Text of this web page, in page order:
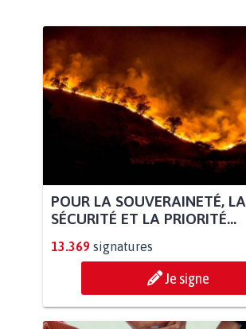
POUR LA SOUVERAINETÉ, LA
SÉCURITÉ ET LA PRIORITÉ...
13.369 signatures
Je signe